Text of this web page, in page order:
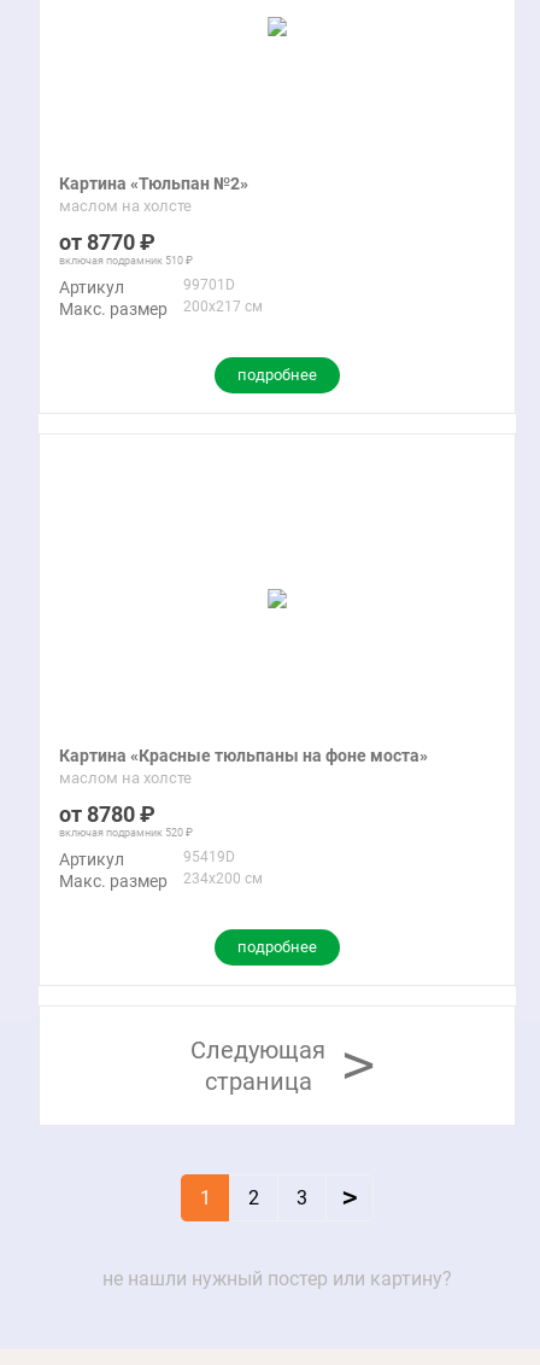
Картина «Тюльпан №2»
маслом на холсте
8770
включая подрамник 510
Артикул 99701D
Макс. размер 200x217 см
подробнее
Картина «Красные тюльпаны на фоне моста»
маслом на холсте
8780
включая подрамник 520
Артикул 95419D
Макс. размер 234x200 см
подробнее
Следующая
страница
>
1 2 3 >
не нашли нужный постер или картину?